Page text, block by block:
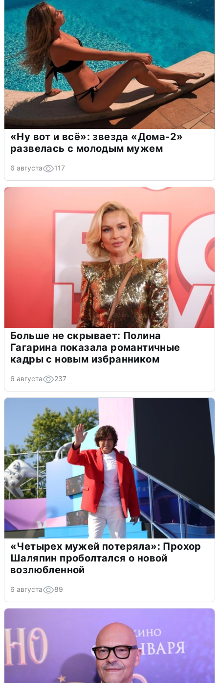
«Ну вот и всё»: звезда «Дома-2»
развелась с молодым мужем
6 августа 117
Больше не скрывает: Полина
Гагарина показала романтичные
кадры с новым избранником
6 августа 237
«Четырех мужей потеряла»: Прохор
Шаляпин проболтался о новой
возлюбленной
6 августа 89